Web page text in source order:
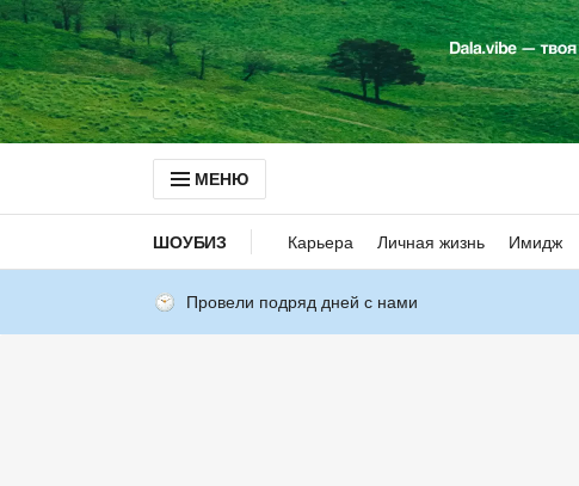
МЕНЮ
ШОУБИЗ Карьера Личная жизнь Имидж
Провели подряд дней с нами